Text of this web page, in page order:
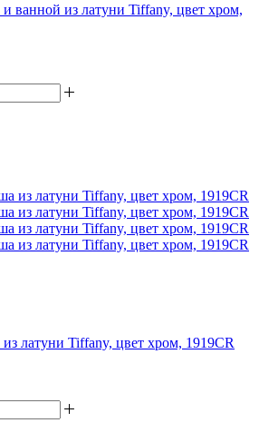
ванной из латуни Tiffany, цвет хром,
латуни Tiffany, цвет хром, 1919CR